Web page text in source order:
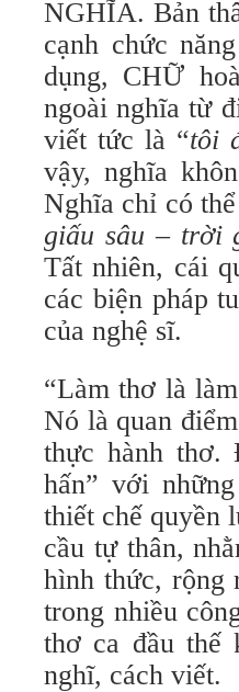
NGHĨA. Bản
cạnh chức
dụng, CHỮ
ngoài nghĩa từ
viết tức là “tôi
vậy, nghĩa
Nghĩa chỉ có
giấu sâu – trời
Tất nhiên, cái
các biện pháp
của nghệ sĩ.
“Làm thơ là
Nó là quan
thực hành thơ.
hấn” với
thiết chế quyền
cầu tự thân,
hình thức, rộng
trong nhiều
thơ ca đầu
nghĩ, cách viết.